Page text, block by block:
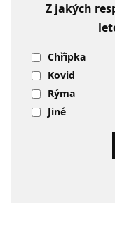
Z jakých
Chřipka
Kovid
Rýma
Jiné